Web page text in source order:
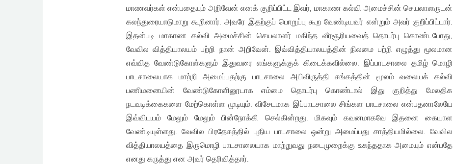
மாணவர்கள் என்பதையும் அறிவேன் எனக் குறிப்பிட்ட இவர், மாகாண கல்வி அமைச்சின் செயலாளருடன்
கலந்துரையாடுமாறு கூறினார். அவரே இதற்குப் பொறுப்பு கூற வேண்டியவர் என்றும் அவர் குறிப்பிட்டார்.
இதன்படி மாகாண கல்வி அமைச்சின் செயலாளர் மகிந்த வீரசூரியவைத் தொடர்பு கொண்டபோது,
வேவில வித்தியாலயம் பற்றி நான் அறிவேன். இவ்வித்தியாலயத்தின் நிலமை பற்றி எழுத்து மூலமான
எவ்வித வேண்டுகோள்களும் இதுவரை எங்களுக்குக் கிடைக்கவில்லை. இப்பாடசாலை தமிழ் மொழி
பாடசாலையாக மாற்றி அமைப்பதற்கு பாடசாலை அபிவிருத்தி சங்கத்தின் மூலம் வலையக் கல்வி
பணிமனையின் வேண்டுகோளினூடாக எம்மை தொடர்பு கொண்டால் இது குறித்து மேலதிக
நடவடிக்கைகளை மேற்கொள்ள முடியும். விசேடமாக இப்பாடசாலை சிங்கள பாடசாலை என்பதனாலேயே
இவ்விடயம் மேலும் மேலும் பின்நோக்கி செல்கின்றது. மிகவும் கவனமாகவே இதனை கையாள
வேண்டியுள்ளது. வேவில பிரதேசத்தில் புதிய பாடசாலை ஒன்று அமைப்பது சாத்தியமில்லை. வேவில
வித்தியாலயத்தை இருமொழி பாடசாலையாக மாற்றுவது நடைமுறைக்கு உகந்ததாக அமையும் என்பதே
எனது கருத்து என அவர் தெரிவித்தார்.